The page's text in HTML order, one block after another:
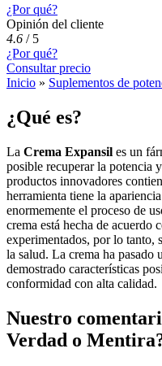
¿Por qué?
Opinión del cliente
4.6 / 5
¿Por qué?
Consultar precio
Inicio » Suplementos de
¿Qué es?
La Crema Expansil es un
posible recuperar la potencia
productos innovadores
herramienta tiene la
enormemente el proceso de
crema está hecha de acuerdo
experimentados, por lo tanto,
la salud. La crema ha pasado
demostrado características
conformidad con alta calidad.
Nuestro
Verdad o